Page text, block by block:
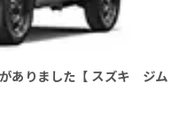
ありました【 スズキ ジム